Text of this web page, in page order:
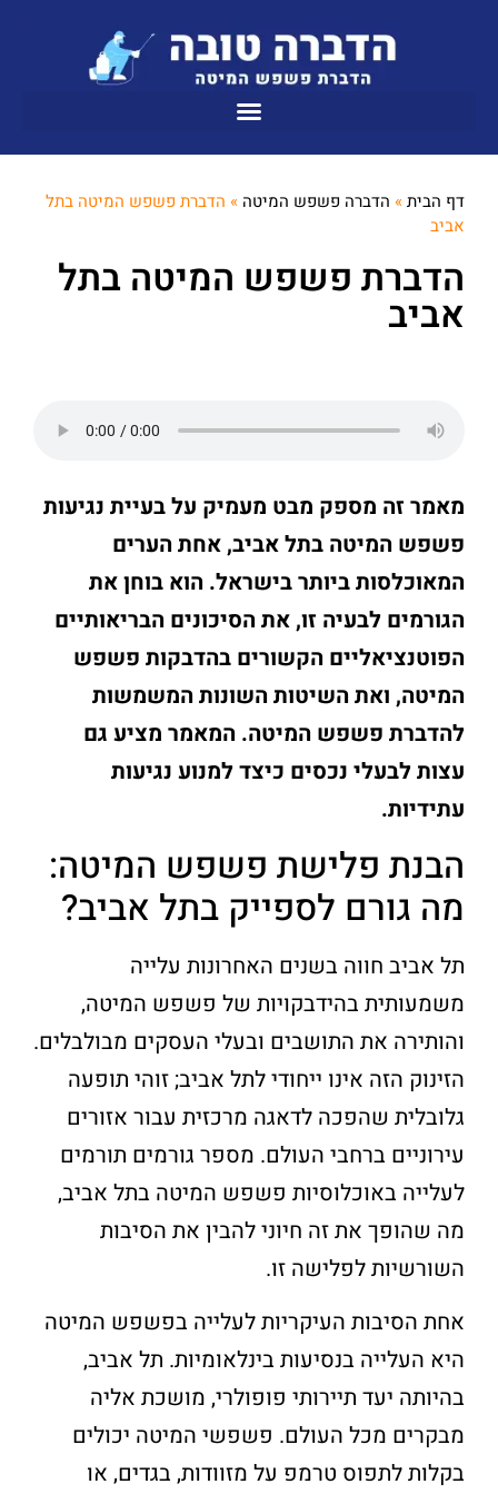
דף הבית» הדברה פשפש המיטה » הדברת פשפש המיטה בתל
אביב
הדברת פשפש המיטה בתל
אביב
מאמר זה מספק מבט מעמיק על בעיית נגיעות
פשפש המיטה בתל אביב, אחת הערים
המאוכלסות ביותר בישראל. הוא בוחן את
הגורמים לבעיה זו, את הסיכונים הבריאותיים
הפוטנציאליים הקשורים בהדבקות פשפש
המיטה, ואת השיטות השונות המשמשות
להדברת פשפש המיטה. המאמר מציע גם
עצות לבעלי נכסים כיצד למנוע נגיעות
עתידיות.
הבנת פלישת פשפש המיטה:
מה גורם לספייק בתל אביב?
תל אביב חווה בשנים האחרונות עלייה
משמעותית בהידבקויות של פשפש המיטה,
והותירה את התושבים ובעלי העסקים מבולבלים.
הזינוק הזה אינו ייחודי לתל אביב; זוהי תופעה
גלובלית שהפכה לדאגה מרכזית עבור אזורים
עירוניים ברחבי העולם. מספר גורמים תורמים
לעלייה באוכלוסיות פשפש המיטה בתל אביב,
מה שהופך את זה חיוני להבין את הסיבות
השורשיות לפלישה זו.
אחת הסיבות העיקריות לעלייה בפשפש המיטה
היא העלייה בנסיעות בינלאומיות. תל אביב,
בהיותה יעד תיירותי פופולרי, מושכת אליה
מבקרים מכל העולם. פשפשי המיטה יכולים
בקלות לתפוס טרמפ על מזוודות, בגדים, או